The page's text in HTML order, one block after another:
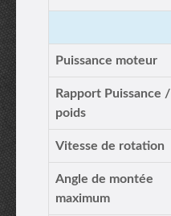
Puissance moteur
Rapport Puissance /
poids
Vitesse de rotation
Angle de montée
maximum